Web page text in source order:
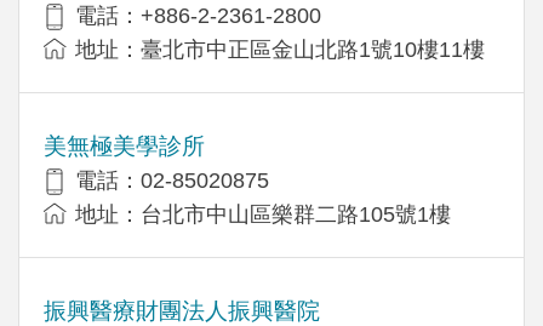
電話：+886-2-2361-2800
地址：臺北市中正區金山北路1號10樓11樓
美無極美學診所
電話：02-85020875
地址：台北市中山區樂群二路105號1樓
振興醫療財團法人振興醫院